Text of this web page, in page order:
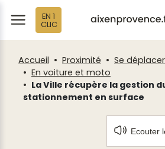
EN 1
CLIC
Accueil Proximité
Se déplacer
En voiture et moto
La Ville récupère la gestion
stationnement en surface
Ecouter
Fenêtre
de
chat
Panneau de gestion des cookies